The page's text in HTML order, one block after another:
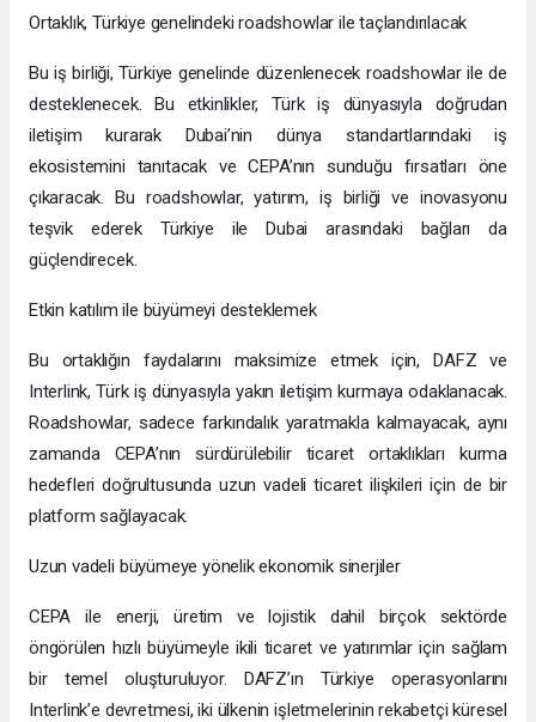
Ortaklık, Türkiye genelindeki roadshowlar ile taçlandırılacak
Bu iş birliği, Türkiye genelinde düzenlenecek roadshowlar ile de
desteklenecek. Bu etkinlikler, Türk iş dünyasıyla doğrudan
iletişim kurarak Dubai’nin dünya standartlarındaki iş
ekosistemini tanıtacak ve CEPA’nın sunduğu fırsatları öne
çıkaracak. Bu roadshowlar, yatırım, iş birliği ve inovasyonu
teşvik ederek Türkiye ile Dubai arasındaki bağları da
güçlendirecek.
Etkin katılım ile büyümeyi desteklemek
Bu ortaklığın faydalarını maksimize etmek için, DAFZ ve
Interlink, Türk iş dünyasıyla yakın iletişim kurmaya odaklanacak.
Roadshowlar, sadece farkındalık yaratmakla kalmayacak, aynı
zamanda CEPA’nın sürdürülebilir ticaret ortaklıkları kurma
hedefleri doğrultusunda uzun vadeli ticaret ilişkileri için de bir
platform sağlayacak.
Uzun vadeli büyümeye yönelik ekonomik sinerjiler
CEPA ile enerji, üretim ve lojistik dahil birçok sektörde
öngörülen hızlı büyümeyle ikili ticaret ve yatırımlar için sağlam
bir temel oluşturuluyor. DAFZ’ın Türkiye operasyonlarını
Interlink’e devretmesi, iki ülkenin işletmelerinin rekabetçi küresel